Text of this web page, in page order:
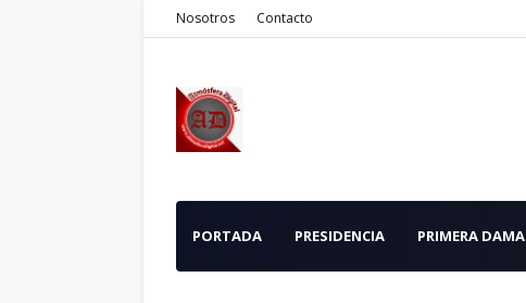
Nosotros Contacto
PORTADA PRESIDENCIA PRIMERA DAMA